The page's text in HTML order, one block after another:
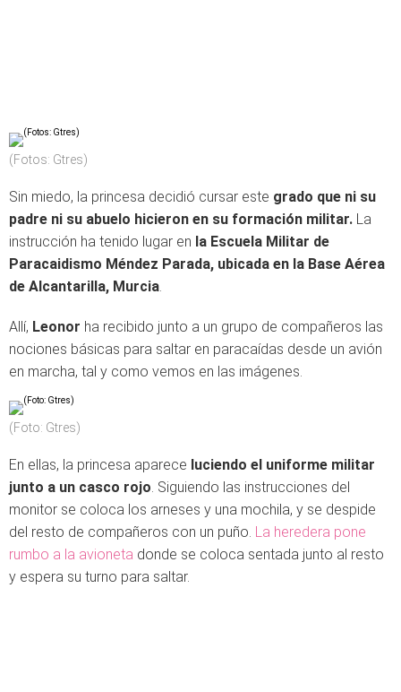
(Fotos: Gtres)
Sin miedo, la princesa decidió cursar este grado que ni su
padre ni su abuelo hicieron en su formación militar. La
instrucción ha tenido lugar en la Escuela Militar de
Paracaidismo Méndez Parada, ubicada en la Base Aérea
de Alcantarilla, Murcia
Allí, Leonor ha recibido junto a un grupo de compañeros las
nociones básicas para saltar en paracaídas desde un avión
en marcha, tal y como vemos en las imágenes.
(Foto: Gtres)
En ellas, la princesa aparece luciendo el uniforme militar
junto a un casco rojo . Siguiendo las instrucciones del
monitor se coloca los arneses y una mochila, y se despide
del resto de compañeros con un puño. La heredera pone
rumbo a la avioneta donde se coloca sentada junto al resto
y espera su turno para saltar.